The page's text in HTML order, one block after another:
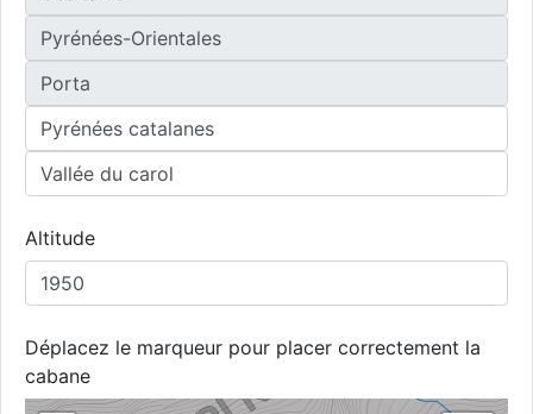
Altitude
Déplacez le marqueur pour placer correctement la
cabane